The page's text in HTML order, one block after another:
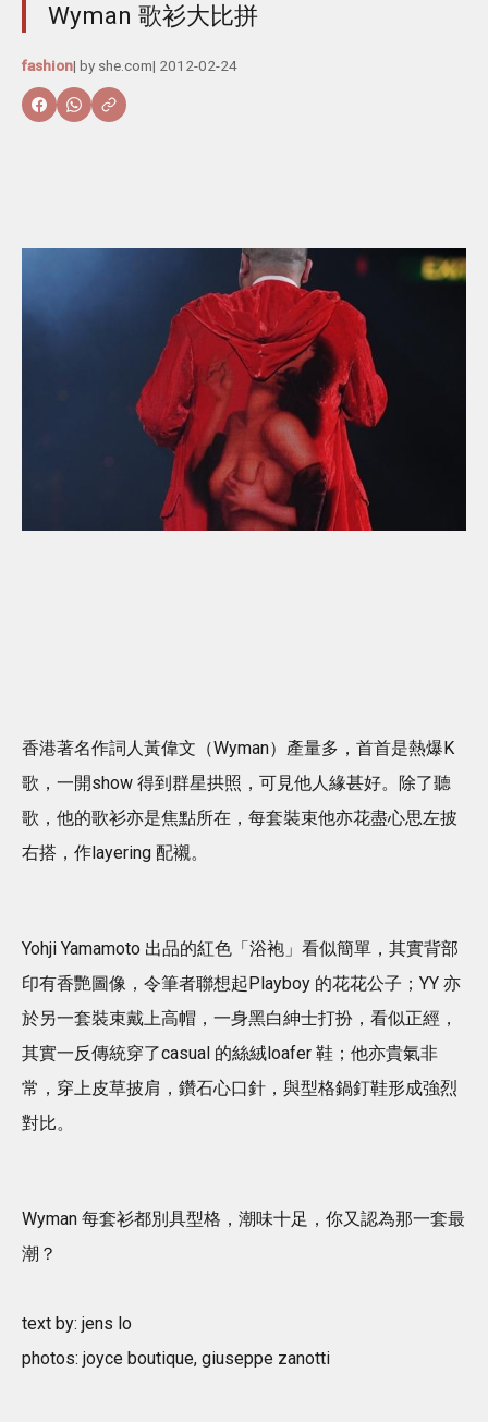
Wyman 歌衫大比拼
fashion| by she.com| 2012-02-24
香港著名作詞人黃偉文（Wyman）產量多，首首是熱爆K
歌，一開show 得到群星拱照，可見他人緣甚好。除了聽
歌，他的歌衫亦是焦點所在，每套裝束他亦花盡心思左披
右搭，作layering 配襯。
Yohji Yamamoto 出品的紅色「浴袍」看似簡單，其實背部
印有香艷圖像，令筆者聯想起Playboy 的花花公子；YY 亦
於另一套裝束戴上高帽，一身黑白紳士打扮，看似正經，
其實一反傳統穿了casual 的絲絨loafer 鞋；他亦貴氣非
常，穿上皮草披肩，鑽石心口針，與型格鍋釘鞋形成強烈
對比。
Wyman 每套衫都別具型格，潮味十足，你又認為那一套最
潮？
text by: jens lo
photos: joyce boutique, giuseppe zanotti